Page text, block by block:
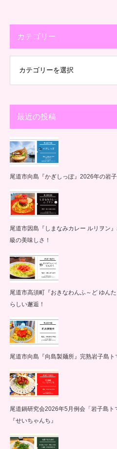
カテゴリー
最近の投稿
尾道市向島『かぎしっぽ』2026年の岩
尾道市因島『しまなみカレー ルリヲン
級の美味しさ！
尾道市高須町『おきなわんふ～ど ゆん
らしい邂逅！
尾道市向島『向島製麺所』完熟岩子島
尾道鍋研究会2026年5月例会「岩子島
『せいちゃんち』